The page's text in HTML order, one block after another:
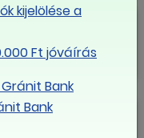
kijelölése a
Ft jóváírás
Bank
Bank